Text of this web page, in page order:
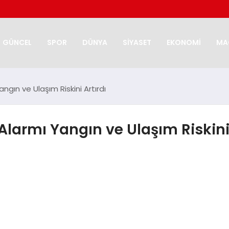
GÜNCEL SPOR DÜNYA SİYASET EKONOMİ
ve Ulaşım Riskini Artırdı
Yangın ve Ulaşım Riskini